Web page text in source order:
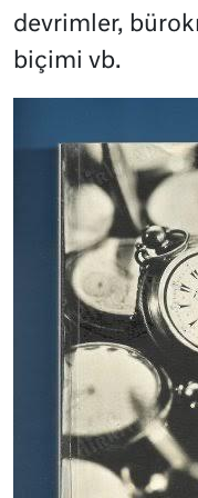
devrimler,
biçimi vb.